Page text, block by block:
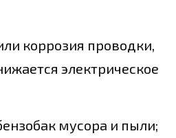
коррозия проводки,
электрическое
мусора и пыли;